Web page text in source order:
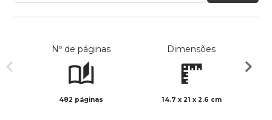
Nº de páginas
482 páginas
Dimensões
14.7 x 21 x 2.6 cm